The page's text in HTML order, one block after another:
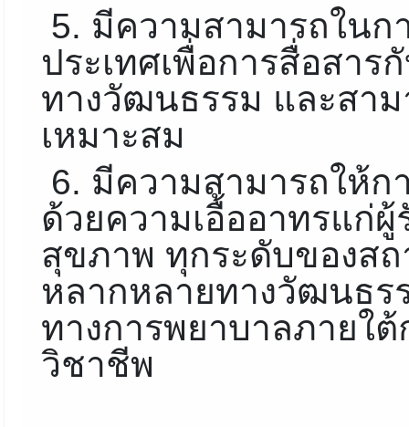
5. มีความสามารถในก
ประเทศเพื่อการสื่อสา
ทางวัฒนธรรม และสาม
เหมาะสม
6. มีความสามารถให้ก
ด้วยความเอื้ออาทรแก่
สุขภาพ ทุกระดับของส
หลากหลายทางวัฒนธร
ทางการพยาบาลภายใ
วิชาชีพ